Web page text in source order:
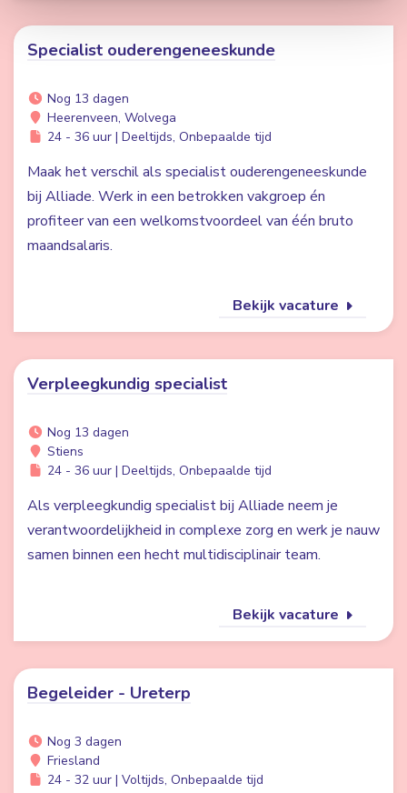
Specialist ouderengeneeskunde
Nog 13 dagen
Heerenveen, Wolvega
24 - 36 uur | Deeltijds, Onbepaalde tijd
Maak het verschil als specialist ouderengeneeskunde
bij Alliade. Werk in een betrokken vakgroep én
profiteer van een welkomstvoordeel van één bruto
maandsalaris.
Bekijk vacature
Verpleegkundig specialist
Nog 13 dagen
Stiens
24 - 36 uur | Deeltijds, Onbepaalde tijd
Als verpleegkundig specialist bij Alliade neem je
verantwoordelijkheid in complexe zorg en werk je nauw
samen binnen een hecht multidisciplinair team.
Bekijk vacature
Begeleider - Ureterp
Nog 3 dagen
Friesland
24 - 32 uur | Voltijds, Onbepaalde tijd